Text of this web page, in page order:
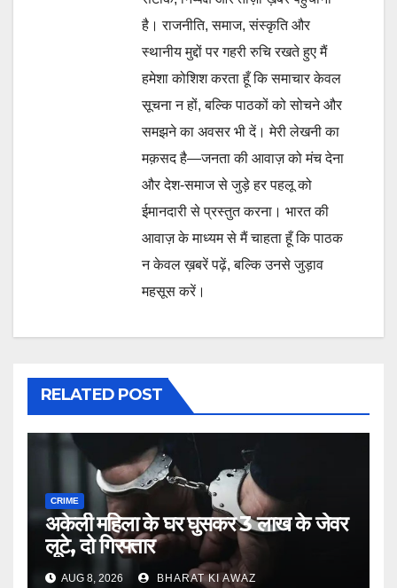
है। राजनीति, समाज, संस्कृति और
स्थानीय मुद्दों पर गहरी रुचि रखते हुए मैं
हमेशा कोशिश करता हूँ कि समाचार केवल
सूचना न हों, बल्कि पाठकों को सोचने और
समझने का अवसर भी दें। मेरी लेखनी का
मक़सद है—जनता की आवाज़ को मंच देना
और देश-समाज से जुड़े हर पहलू को
ईमानदारी से प्रस्तुत करना। भारत की
आवाज़ के माध्यम से मैं चाहता हूँ कि पाठक
न केवल ख़बरें पढ़ें, बल्कि उनसे जुड़ाव
महसूस करें।
RELATED POST
CRIME
अकेली महिला के घर घुसकर 3 लाख के जेवर
लूटे, दो गिरफ्तार
AUG 8, 2026 BHARAT KI AWAZ